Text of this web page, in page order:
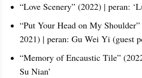
“Love Scenery” (2022) | peran:
“Put Your Head on My
2021) | peran: Gu Wei Yi (guest
“Memory of Encaustic Tile”
Su Nian’